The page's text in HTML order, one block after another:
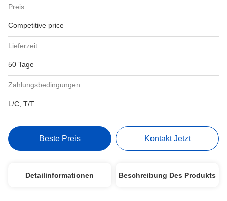
Preis:
Competitive price
Lieferzeit:
50 Tage
Zahlungsbedingungen:
L/C, T/T
Beste Preis Kontakt Jetzt
Detailinformationen Beschreibung Des Produkts